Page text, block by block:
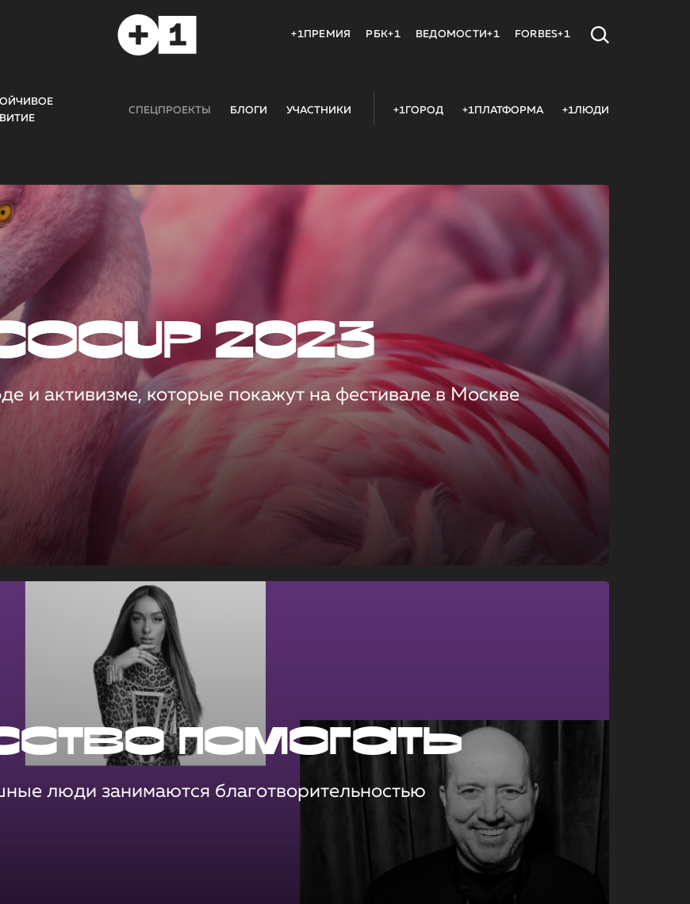
+1ПРЕМИЯ РБК+1 ВЕДОМОСТИ+1 FORBES+1
СПЕЦПРОЕКТЫ БЛОГИ УЧАСТНИКИ +1ГОРОД +1ПЛАТФОРМА +1ЛЮДИ
2023
и активизме, которые покажут на фестивале в Москве
помогать
люди занимаются благотворительностью